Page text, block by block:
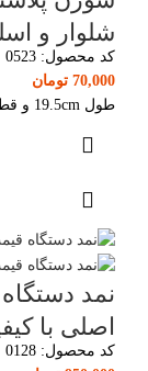
شلوار و
کد محصول: 0523
70,000 تومان
طول 19.5cm و قطر0.5cm
اصلی با
کد محصول: 0128